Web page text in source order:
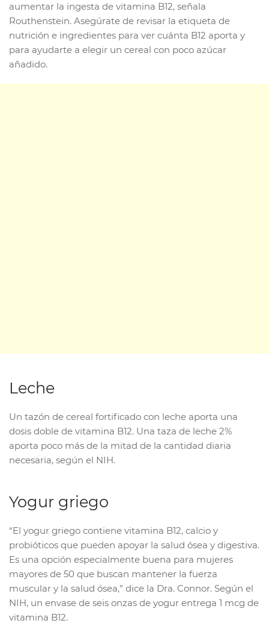
aumentar la ingesta de vitamina B12, señala
Routhenstein. Asegúrate de revisar la etiqueta de
nutrición e ingredientes para ver cuánta B12 aporta y
para ayudarte a elegir un cereal con poco azúcar
añadido.
Leche
Un tazón de cereal fortificado con leche aporta una
dosis doble de vitamina B12. Una taza de leche 2%
aporta poco más de la mitad de la cantidad diaria
necesaria, según el NIH.
Yogur griego
“El yogur griego contiene vitamina B12, calcio y
probióticos que pueden apoyar la salud ósea y digestiva.
Es una opción especialmente buena para mujeres
mayores de 50 que buscan mantener la fuerza
muscular y la salud ósea,” dice la Dra. Connor. Según el
NIH, un envase de seis onzas de yogur entrega 1 mcg de
vitamina B12.